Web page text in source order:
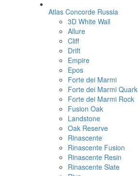
Atlas Concorde Russia
3D White Wall
Allure
Cliff
Drift
Empire
Epos
Forte dei Marmi
Forte dei Marmi Quark
Forte dei Marmi Rock
Fusion Oak
Landstone
Oak Reserve
Rinascente
Rinascente Fusion
Rinascente Resin
Rinascente Slate